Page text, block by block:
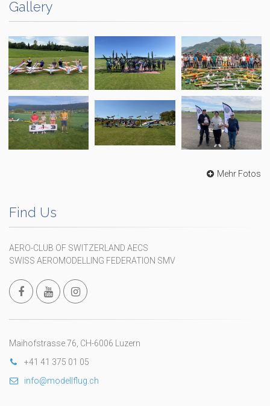
Gallery
Mehr Fotos
Find Us
AERO-CLUB OF SWITZERLAND AECS
SWISS AEROMODELLING FEDERATION SMV
Maihofstrasse 76, CH-6006 Luzern
+41 41 375 01 05
info@modellflug.ch